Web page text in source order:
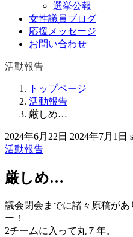
選挙公報
女性議員ブログ
応援メッセージ
お問い合わせ
活動報告
トップページ
活動報告
厳しめ…
2024年6月22日 2024年7月1日
活動報告
厳しめ…
議会閉会までに諸々原稿が
ー！
2チームに入って丸７年。